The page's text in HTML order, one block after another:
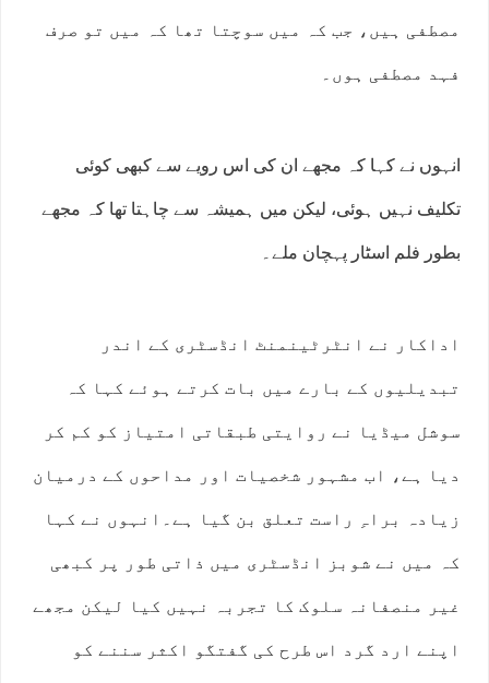
مصطفی ہیں، جب کہ میں سوچتا تھا کہ میں تو صرف
فہد مصطفی ہوں۔
انہوں نے کہا کہ مجھے ان کی اس رویے سے کبھی کوئی
تکلیف نہیں ہوئی، لیکن میں ہمیشہ سے چاہتا تھا کہ مجھے
بطور فلم اسٹار پہچان ملے۔
اداکار نے انٹرٹینمنٹ انڈسٹری کے اندر
تبدیلیوں کے بارے میں بات کرتے ہوئے کہا کہ
سوشل میڈیا نے روایتی طبقاتی امتیاز کو کم کر
دیا ہے، اب مشہور شخصیات اور مداحوں کے درمیان
زیادہ براہِ راست تعلق بن گیا ہے۔انہوں نے کہا
کہ میں نے شوبز انڈسٹری میں ذاتی طور پر کبھی
غیر منصفانہ سلوک کا تجربہ نہیں کیا لیکن مجھے
اپنے ارد گرد اس طرح کی گفتگو اکثر سننے کو